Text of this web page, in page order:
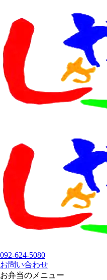
092-624-5080
お問い合わせ
お弁当のメニュー